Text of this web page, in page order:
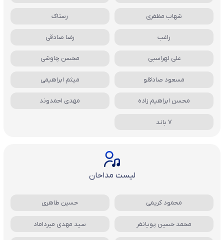
شهاب مظفری رستاک
راغب رضا صادقی
علی لهراسبی محسن چاوشی
مسعود صادقلو میثم ابراهیمی
محسن ابراهیم زاده مهدی احمدوند
7 باند
لیست مداحان
محمود کریمی حسین طاهری
محمد حسین پویانفر سید مهدی میرداماد